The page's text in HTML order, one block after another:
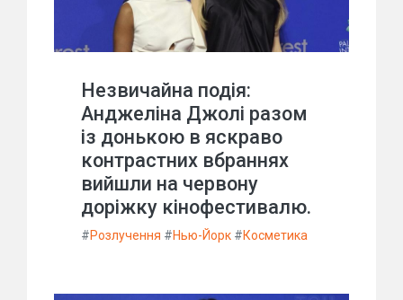
Незвичайна подія:
Анджеліна Джолі разом
із донькою в яскраво
контрастних вбраннях
вийшли на червону
доріжку кінофестивалю.
#Розлучення #Нью-Йорк #Косметика